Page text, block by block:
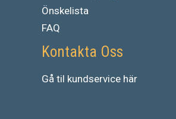
Önskelista
FAQ
Kontakta Oss
Gå til kundservice här